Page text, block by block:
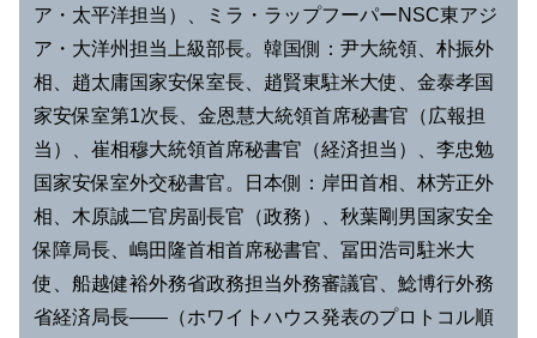
ア・太平洋担当）、ミラ・ラップフーパーNSC東アジ
ア・大洋州担当上級部長。韓国側：尹大統領、朴振外
相、趙太庸国家安保室長、趙賢東駐米大使、金泰孝国
家安保室第1次長、金恩慧大統領首席秘書官（広報担
当）、崔相穆大統領首席秘書官（経済担当）、李忠勉
国家安保室外交秘書官。日本側：岸田首相、林芳正外
相、木原誠二官房副長官（政務）、秋葉剛男国家安全
保障局長、嶋田隆首相首席秘書官、冨田浩司駐米大
使、船越健裕外務省政務担当外務審議官、鯰博行外務
省経済局長――（ホワイトハウス発表のプロトコル順